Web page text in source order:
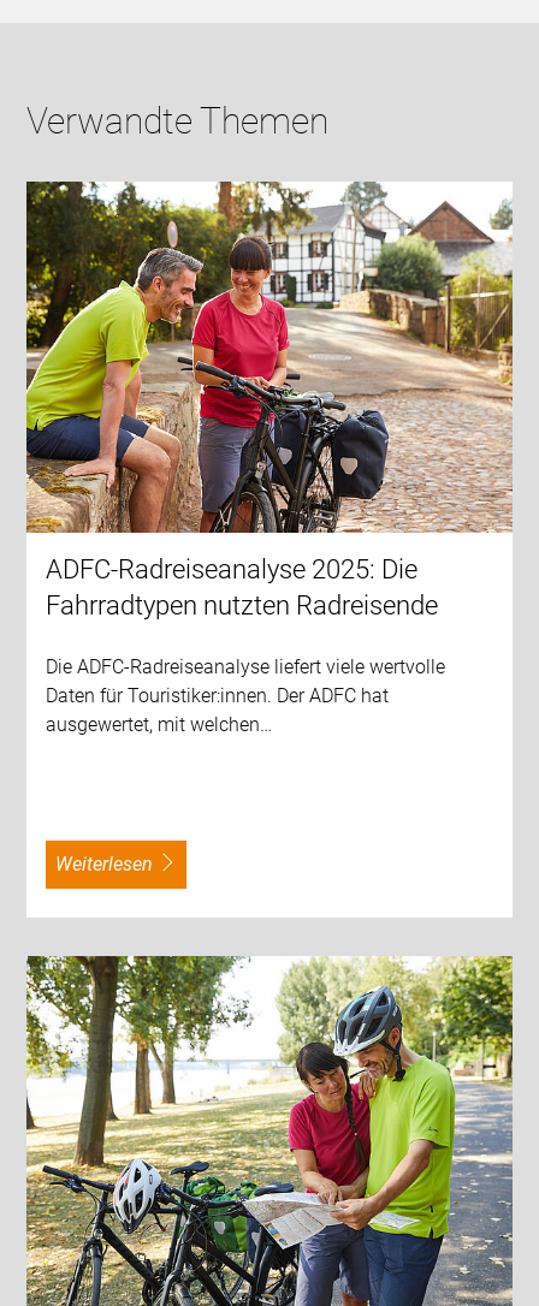
Verwandte Themen
ADFC-Radreiseanalyse 2025: Die
Fahrradtypen nutzten Radreisende
Die ADFC-Radreiseanalyse liefert viele wertvolle
Daten für Touristiker:innen. Der ADFC hat
ausgewertet, mit welchen…
weiterlesen